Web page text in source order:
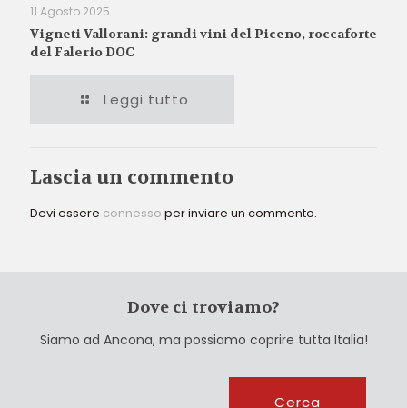
11 Agosto 2025
Vigneti Vallorani: grandi vini del Piceno, roccaforte
del Falerio DOC
Leggi tutto
Lascia un commento
Devi essere connesso per inviare un commento.
Dove ci troviamo?
Siamo ad Ancona, ma possiamo coprire tutta Italia!
Cerca